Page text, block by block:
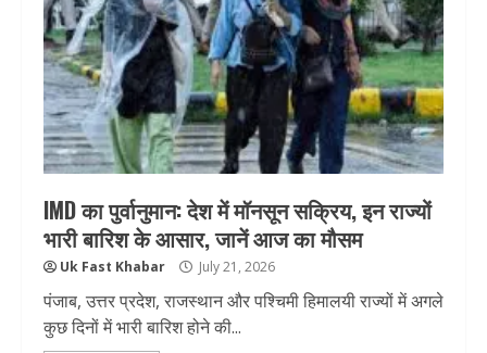
IMD का पुर्वानुमान: देश में मॉनसून सक्रिय, इन राज्यों
भारी बारिश के आसार, जानें आज का मौसम
Uk Fast Khabar July 21, 2026
पंजाब, उत्तर प्रदेश, राजस्थान और पश्चिमी हिमालयी राज्यों में अगले
कुछ दिनों में भारी बारिश होने की...